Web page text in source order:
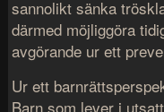
sannolikt sänka
därmed möjliggöra
avgörande ur ett
Ur ett
Barn som lever i